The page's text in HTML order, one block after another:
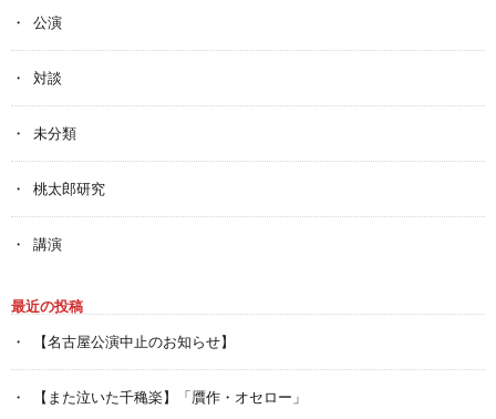
公演
対談
未分類
桃太郎研究
講演
最近の投稿
【名古屋公演中止のお知らせ】
【また泣いた千穐楽】「贋作・オセロー」